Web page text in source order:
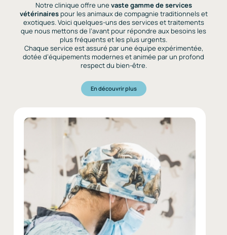
Notre clinique offre une vaste gamme de services
vétérinairespour les animaux de compagnie traditionnels et
exotiques. Voici quelques-uns des services et traitements
que nous mettons de l’avant pour répondre aux besoins les
plus fréquents et les plus urgents.
Chaque service est assuré par une équipe expérimentée,
dotée d’équipements modernes et animée par un profond
respect du bien-être.
En découvrir plus
Urgences et chirurgie